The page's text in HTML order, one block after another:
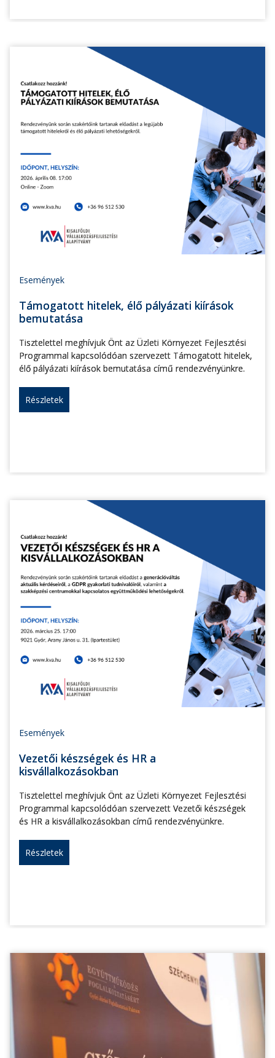
Események
Támogatott hitelek, élő pályázati kiírások
bemutatása
Tisztelettel meghívjuk Önt az Üzleti Környezet Fejlesztési
Programmal kapcsolódóan szervezett Támogatott hitelek,
élő pályázati kiírások bemutatása című rendezvényünkre.
Részletek
Események
Vezetői készségek és HR a
kisvállalkozásokban
Tisztelettel meghívjuk Önt az Üzleti Környezet Fejlesztési
Programmal kapcsolódóan szervezett Vezetői készségek
és HR a kisvállalkozásokban című rendezvényünkre.
Részletek